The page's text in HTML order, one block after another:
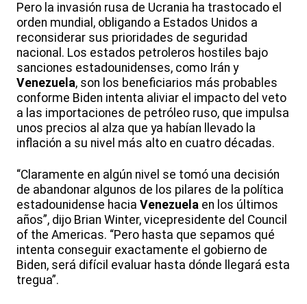
Pero la invasión rusa de Ucrania ha trastocado el
orden mundial, obligando a Estados Unidos a
reconsiderar sus prioridades de seguridad
nacional. Los estados petroleros hostiles bajo
sanciones estadounidenses, como Irán y
Venezuela, son los beneficiarios más probables
conforme Biden intenta aliviar el impacto del veto
a las importaciones de petróleo ruso, que impulsa
unos precios al alza que ya habían llevado la
inflación a su nivel más alto en cuatro décadas.
“Claramente en algún nivel se tomó una decisión
de abandonar algunos de los pilares de la política
estadounidense hacia Venezuela en los últimos
años”, dijo Brian Winter, vicepresidente del Council
of the Americas. “Pero hasta que sepamos qué
intenta conseguir exactamente el gobierno de
Biden, será difícil evaluar hasta dónde llegará esta
tregua”.